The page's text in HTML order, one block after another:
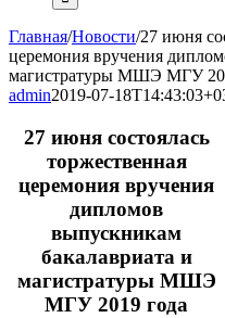
Главная/Новости/27 июня
церемония вручения
магистратуры МШЭ МГУ
admin2019-07-
27 июня состоялась
торжественная
церемония вручения
дипломов
выпускникам
бакалавриата и
магистратуры МШЭ
МГУ 2019 года